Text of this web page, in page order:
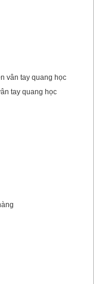
tay quang học